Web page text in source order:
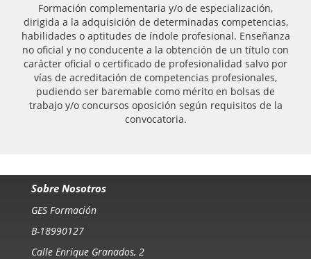
Formación complementaria y/o de especialización,
dirigida a la adquisición de determinadas competencias,
habilidades o aptitudes de índole profesional. Enseñanza
no oficial y no conducente a la obtención de un título con
carácter oficial o certificado de profesionalidad salvo por
vías de acreditación de competencias profesionales,
pudiendo ser baremable como mérito en bolsas de
trabajo y/o concursos oposición según requisitos de la
convocatoria.
Sobre Nosotros
GES Formación
B-18990127
Calle Enrique Granados, 2